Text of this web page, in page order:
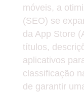
móveis, a
(SEO) se
da App Store
títulos,
aplicativos
classificação
de garantir